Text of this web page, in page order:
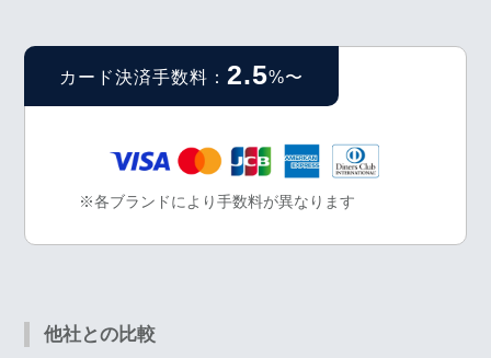
カード決済手数料： 2.5%〜
※各ブランドにより手数料が異なります
他社との比較